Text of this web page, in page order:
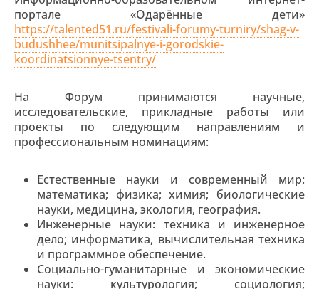
портале «Одарённые дети»
https://talented51.ru/festivali-forumy-turniry/shag-v-
budushhee/munitsipalnye-i-gorodskie-
koordinatsionnye-tsentry/
На Форум принимаются научные,
исследовательские, прикладные работы или
проекты по следующим направлениям и
профессиональным номинациям:
Естественные науки и современный мир:
математика; физика; химия; биологические
науки, медицина, экология, география.
Инженерные науки: техника и инженерное
дело; информатика, вычислительная техника
и программное обеспечение.
Социально-гуманитарные и экономические
науки:
культурология; социология;